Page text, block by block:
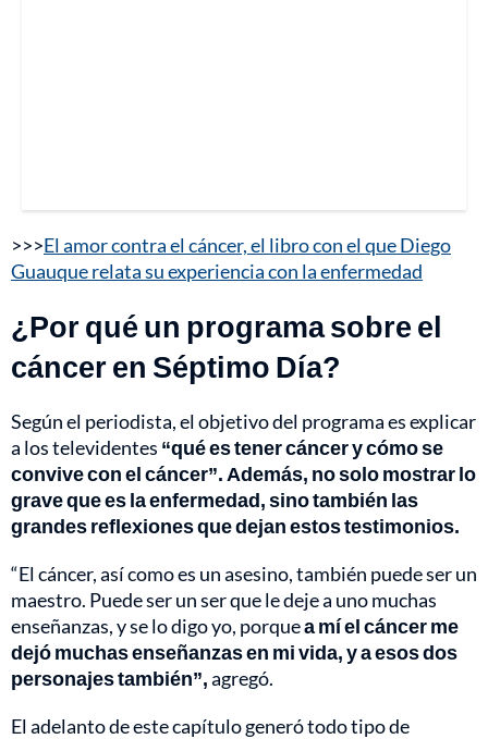
>>>El amor contra el cáncer, el libro con el que Diego
Guauque relata su experiencia con la enfermedad
¿Por qué un programa sobre el
cáncer en Séptimo Día?
Según el periodista, el objetivo del programa es explicar
a los televidentes “qué es tener cáncer y cómo se
convive con el cáncer”. Además, no solo mostrar lo
grave que es la enfermedad, sino también las
grandes reflexiones que dejan estos testimonios.
“El cáncer, así como es un asesino, también puede ser un
maestro. Puede ser un ser que le deje a uno muchas
enseñanzas, y se lo digo yo, porquea mí el cáncer me
dejó muchas enseñanzas en mi vida, y a esos dos
personajes también”,agregó.
El adelanto de este capítulo generó todo tipo de